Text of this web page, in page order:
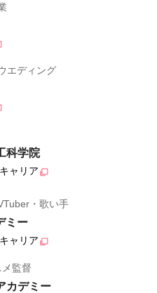
エディング
科学院
キャリア
・歌い手
ミー
キャリア
監督
カデミー